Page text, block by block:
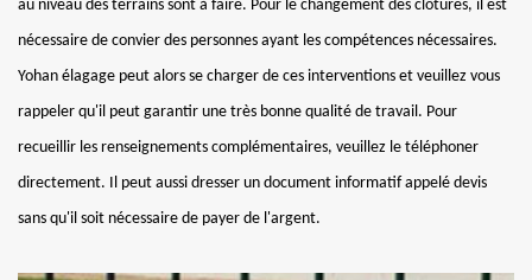
au niveau des terrains sont à faire. Pour le changement des clôtures, il est
nécessaire de convier des personnes ayant les compétences nécessaires.
Yohan élagage peut alors se charger de ces interventions et veuillez vous
rappeler qu'il peut garantir une très bonne qualité de travail. Pour
recueillir les renseignements complémentaires, veuillez le téléphoner
directement. Il peut aussi dresser un document informatif appelé devis
sans qu'il soit nécessaire de payer de l'argent.